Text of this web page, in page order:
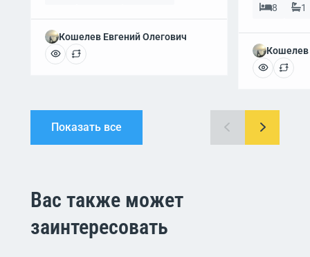
Кошелев Евгений Олегович
8 1
Кошелев
Показать все
Вас также может
заинтересовать